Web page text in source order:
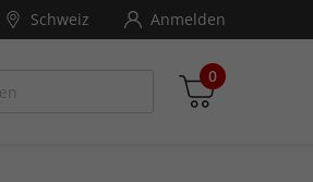
Schweiz Anmelden
0